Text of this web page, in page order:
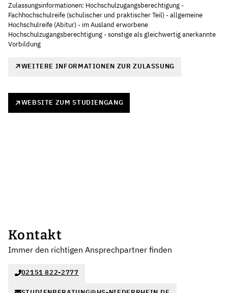
Zulassungsinformationen: Hochschulzugangsberechtigung -
Fachhochschulreife (schulischer und praktischer Teil) - allgemeine
Hochschulreife (Abitur) - im Ausland erworbene
Hochschulzugangsberechtigung - sonstige als gleichwertig anerkannte
Vorbildung
WEITERE INFORMATIONEN ZUR ZULASSUNG
WEBSITE ZUM STUDIENGANG
Kontakt
Immer den richtigen Ansprechpartner finden
02151 822-2777